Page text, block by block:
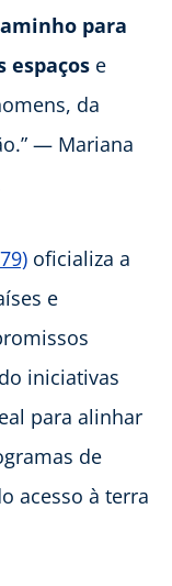
para
espaços e
da
— Mariana
oficializa a
e
iniciativas
para alinhar
de
acesso à terra